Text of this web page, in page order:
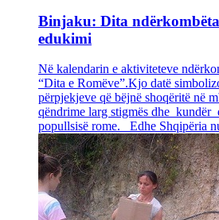
Binjaku: Dita
edukimi
Në kalendarin e aktiviteteve
“Dita e Romëve”.Kjo datë
përpjekjeve që bëjnë shoqëritë në
qëndrime larg stigmës dhe kundër
popullsisë rome. Edhe Shqipëria